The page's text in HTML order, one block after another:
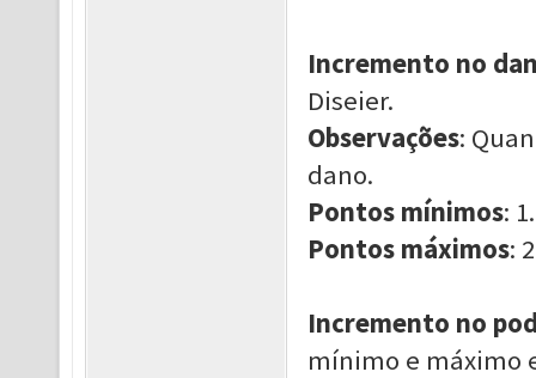
Incremento no
Diseier.
Observações:
dano.
Pontos mínimos: 1.
Pontos máximos:
Incremento no
mínimo e máximo